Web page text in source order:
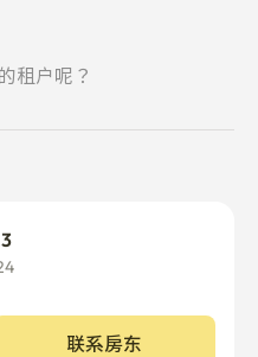
租户呢？
联系房东